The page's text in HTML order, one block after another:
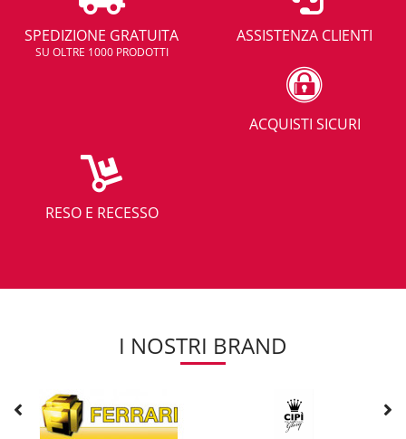
SPEDIZIONE GRATUITA
SU OLTRE 1000 PRODOTTI
ASSISTENZA CLIENTI
ACQUISTI SICURI
RESO E RECESSO
I NOSTRI BRAND